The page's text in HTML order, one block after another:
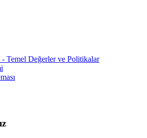
Temel Değerler ve Politikalar